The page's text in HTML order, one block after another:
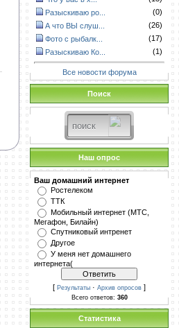
Разыскиваю ро...
(0)
А что ВЫ слуш...
(26)
Фото с рыбалк...
(17)
Разыскиваю Ко...
(1)
Все новости форума
Поиск
Наш опрос
Ваш домашний интернет
Ростелеком
ТТК
Мобильный интернет (МТС,
Мегафон, Билайн)
Спутниковый интренет
Другое
У меня нет домашнего
интернета(
[ Результаты · Архив опросов ]
Всего ответов: 360
Статистика